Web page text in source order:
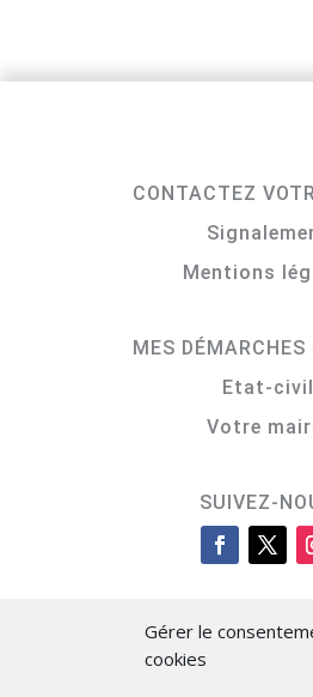
Gérer le
cookies
CONTACTEZ
Mentions
MES DÉMARCHES
Etat-civil
Votre
SUIVEZ-